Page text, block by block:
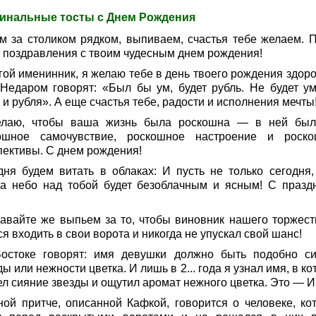
тосты с Днем Рождения
за столиком рядком, выпиваем, счастья тебе желаем.
с твоим чудесным днем рождения!
именинник, я желаю тебе в день твоего рождения
говорят: «Был бы ум, будет рубль. Не будет
и рубля». А еще счастья тебе, радости и исполнения
чтобы ваша жизнь была роскошна — в ней
самочувствие, роскошное настроение и
С днем рождения!
будем витать в облаках: И пусть не только
небо над тобой будет безоблачным и ясным! С
же выпьем за то, чтобы виновник нашего
входить в свои ворота и никогда не упускал свой шанс!
говорят: имя девушки должно быть подобно
или нежности цветка. И лишь в 2... года я узнал имя, в
сияние звезды и ощутил аромат нежного цветка. Это —
притче, описанной Кафкой, говорится о человеке,